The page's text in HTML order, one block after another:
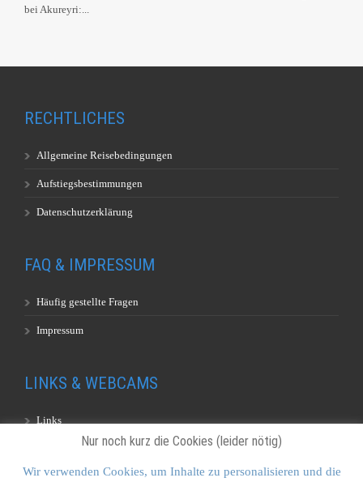
bei Akureyri:...
RECHTLICHES
Allgemeine Reisebedingungen
Aufstiegsbestimmungen
Datenschutzerklärung
FAQ & IMPRESSUM
Häufig gestellte Fragen
Impressum
LINKS & WEBCAMS
Links
Nur noch kurz die Cookies (leider nötig)
Wir verwenden Cookies, um Inhalte zu personalisieren und die